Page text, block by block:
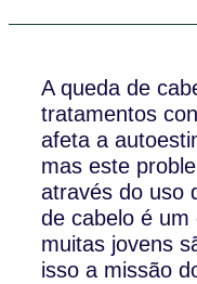
A queda de
tratamentos
afeta a
mas este
através do uso
de cabelo é um
muitas jovens
isso a missão